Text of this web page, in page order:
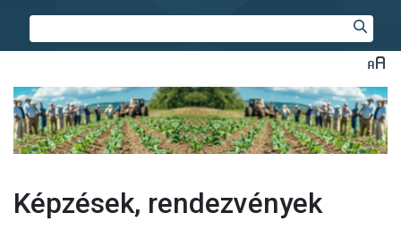
Képzések, rendezvények